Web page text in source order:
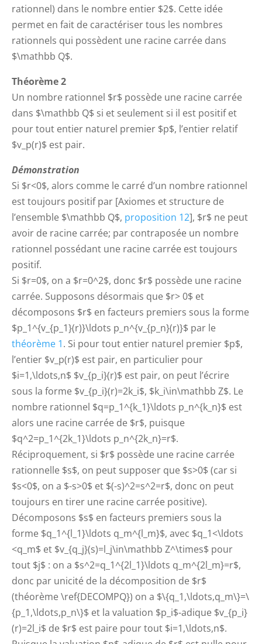
rationnel) dans le nombre entier $2$. Cette idée
permet en fait de caractériser tous les nombres
rationnels qui possèdent une racine carrée dans
$\mathbb Q$.
Théorème 2
Un nombre rationnel $r$ possède une racine carrée
dans $\mathbb Q$ si et seulement si il est positif et
pour tout entier naturel premier $p$, l’entier relatif
$v_p(r)$ est pair.
Démonstration
Si $r<0$, alors comme le carré d’un nombre rationnel
est toujours positif par [Axiomes et structure de
l’ensemble $\mathbb Q$, proposition 12], $r$ ne peut
avoir de racine carrée; par contraposée un nombre
rationnel possédant une racine carrée est toujours
positif.
Si $r=0$, on a $r=0^2$, donc $r$ possède une racine
carrée. Supposons désormais que $r> 0$ et
décomposons $r$ en facteurs premiers sous la forme
$p_1^{v_{p_1}(r)}\ldots p_n^{v_{p_n}(r)}$ par le
théorème 1. Si pour tout entier naturel premier $p$,
l’entier $v_p(r)$ est pair, en particulier pour
$i=1,\ldots,n$ $v_{p_i}(r)$ est pair, on peut l’écrire
sous la forme $v_{p_i}(r)=2k_i$, $k_i\in\mathbb Z$. Le
nombre rationnel $q=p_1^{k_1}\ldots p_n^{k_n}$ est
alors une racine carrée de $r$, puisque
$q^2=p_1^{2k_1}\ldots p_n^{2k_n}=r$.
Réciproquement, si $r$ possède une racine carrée
rationnelle $s$, on peut supposer que $s>0$ (car si
$s<0$, on a $-s>0$ et $(-s)^2=s^2=r$, donc on peut
toujours en tirer une racine carrée positive).
Décomposons $s$ en facteurs premiers sous la
forme $q_1^{l_1}\ldots q_m^{l_m}$, avec $q_1<\ldots
<q_m$ et $v_{q_j}(s)=l_j\in\mathbb Z^\times$ pour
tout $j$ : on a $s^2=q_1^{2l_1}\ldots q_m^{2l_m}=r$,
donc par unicité de la décomposition de $r$
(théorème \ref{DECOMPQ}) on a $\{q_1,\ldots,q_m\}=\
{p_1,\ldots,p_n\}$ et la valuation $p_i$-adique $v_{p_i}
(r)=2l_i$ de $r$ est paire pour tout $i=1,\ldots,n$.